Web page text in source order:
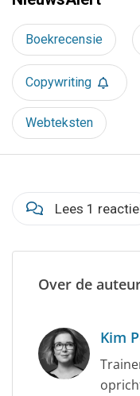
Boekrecensie
Copywriting
Webteksten
Lees 1
Over de
Kim